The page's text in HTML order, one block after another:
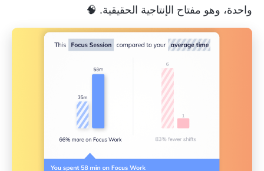
واحدة، وهو مفتاح الإنتاجية الحقيقية. 🧠